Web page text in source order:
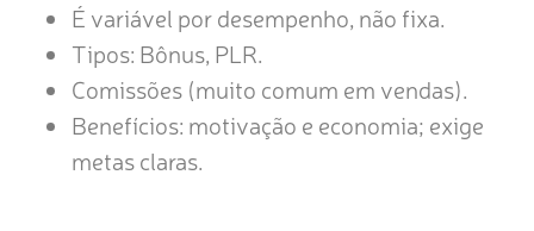
É variável por desempenho, não fixa.
Tipos: Bônus, PLR.
Comissões (muito comum em vendas).
Benefícios: motivação e economia; exige
metas claras.